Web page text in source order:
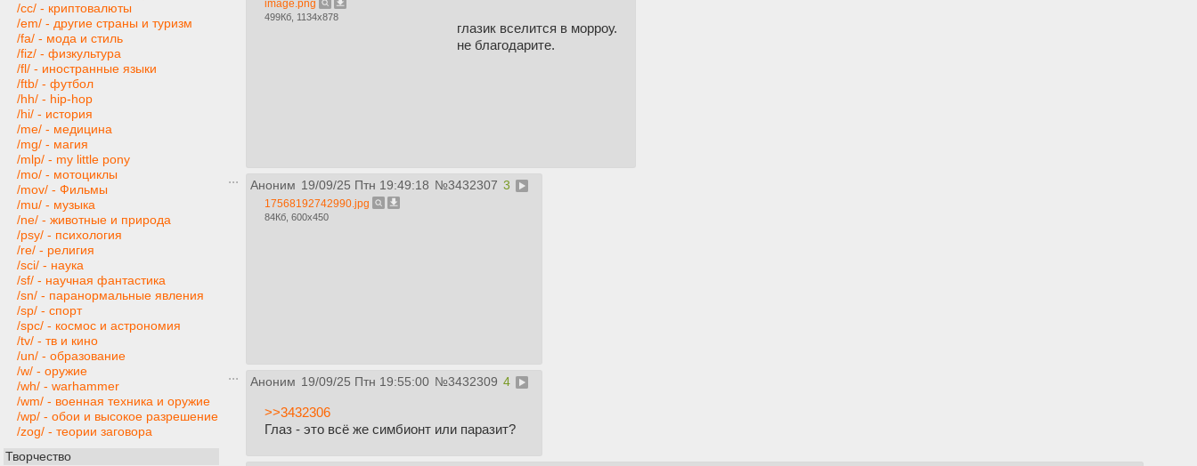
/cc/ - криптовалюты
/em/ - другие страны и туризм
/fa/ - мода и стиль
/fiz/ - физкультура
/fl/ - иностранные языки
/ftb/ - футбол
/hh/ - hip-hop
/hi/ - история
/me/ - медицина
/mg/ - магия
/mlp/ - my little pony
/mo/ - мотоциклы
/mov/ - Фильмы
/mu/ - музыка
/ne/ - животные и природа
/psy/ - психология
/re/ - религия
/sci/ - наука
/sf/ - научная фантастика
/sn/ - паранормальные явления
/sp/ - спорт
/spc/ - космос и астрономия
/tv/ - тв и кино
/un/ - образование
/w/ - оружие
/wh/ - warhammer
/wm/ - военная техника и оружие
/wp/ - обои и высокое разрешение
/zog/ - теории заговора
Творчество
image.png
499Кб, 1134x878
глазик вселится в морроу.
не благодарите.
Аноним 19/09/25 Птн 19:49:18 №3432307 3
17568192742990.jpg
84Кб, 600x450
Аноним 19/09/25 Птн 19:55:00 №3432309 4
>>3432306
Глаз - это всё же симбионт или паразит?